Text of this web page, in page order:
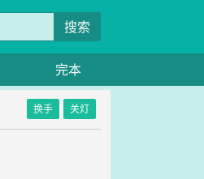
搜索
完本
换手 关灯